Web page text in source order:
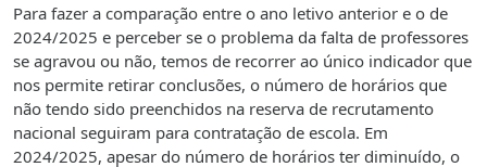
Para fazer a comparação entre o ano letivo anterior e o de
2024/2025 e perceber se o problema da falta de professores
se agravou ou não, temos de recorrer ao único indicador que
nos permite retirar conclusões, o número de horários que
não tendo sido preenchidos na reserva de recrutamento
nacional seguiram para contratação de escola. Em
2024/2025, apesar do número de horários ter diminuído, o